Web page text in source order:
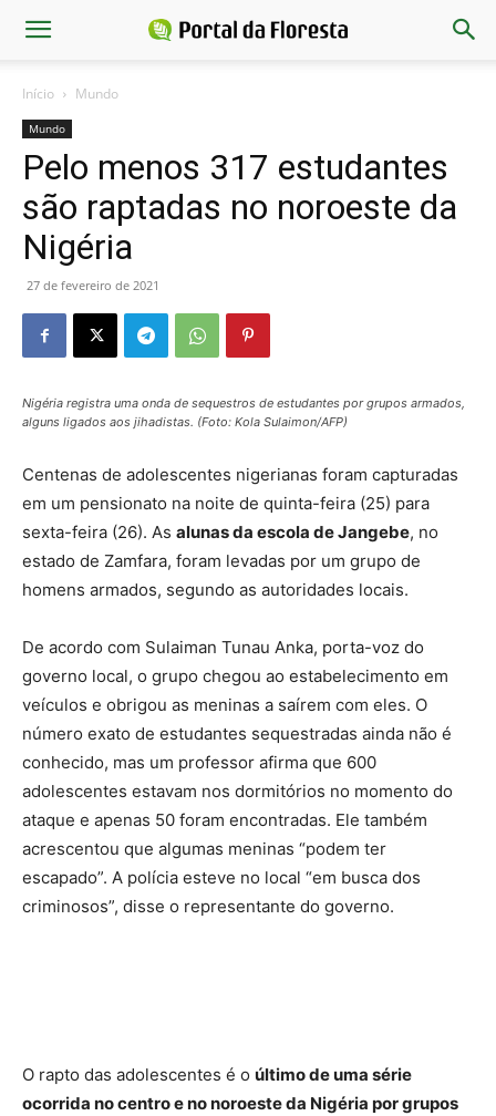
Início Mundo
Mundo
Pelo menos 317 estudantes
são raptadas no noroeste da
Nigéria
27 de fevereiro de 2021
Nigéria registra uma onda de sequestros de estudantes por grupos armados,
alguns ligados aos jihadistas. (Foto: Kola Sulaimon/AFP)
Centenas de adolescentes nigerianas foram capturadas
em um pensionato na noite de quinta-feira (25) para
sexta-feira (26). As alunas da escola de Jangebe, no
estado de Zamfara, foram levadas por um grupo de
homens armados, segundo as autoridades locais.
De acordo com Sulaiman Tunau Anka, porta-voz do
governo local, o grupo chegou ao estabelecimento em
veículos e obrigou as meninas a saírem com eles. O
número exato de estudantes sequestradas ainda não é
conhecido, mas um professor afirma que 600
adolescentes estavam nos dormitórios no momento do
ataque e apenas 50 foram encontradas. Ele também
acrescentou que algumas meninas “podem ter
escapado”. A polícia esteve no local “em busca dos
criminosos”, disse o representante do governo.
O rapto das adolescentes é o último de uma série
ocorrida no centro e no noroeste da Nigéria por grupos